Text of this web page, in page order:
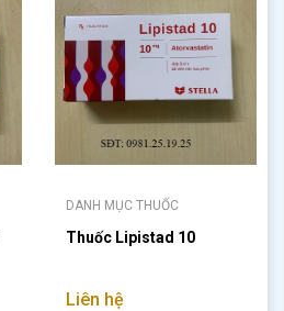
DANH MỤC THUỐC
Thuốc Lipistad 10
Liên hệ